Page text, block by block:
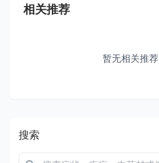
相关推荐
暂无相关推荐
搜索